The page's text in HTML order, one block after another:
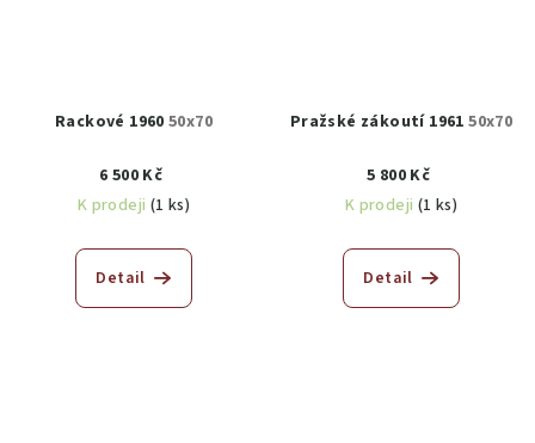
Rackové 196050x70
6 500 Kč
K prodeji (1 ks)
Detail
Pražské zákoutí 196150x70
5 800 Kč
K prodeji (1 ks)
Detail